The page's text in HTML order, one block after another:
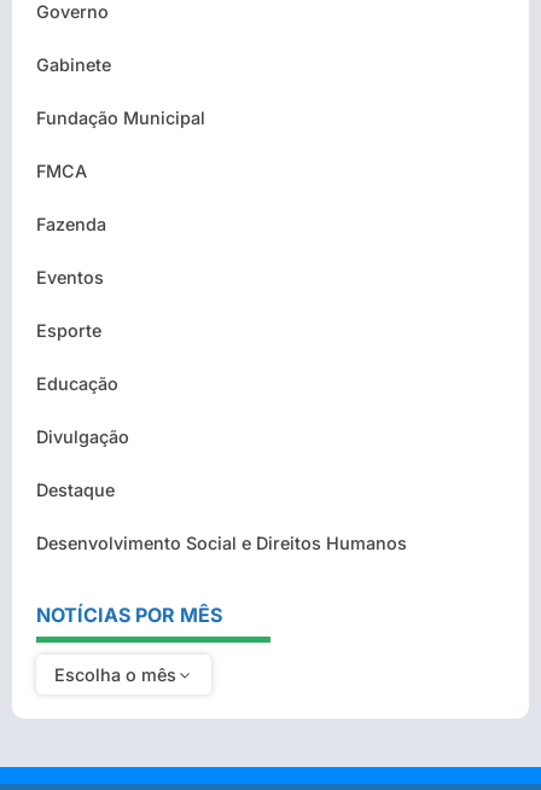
Governo
Gabinete
Fundação Municipal
FMCA
Fazenda
Eventos
Esporte
Educação
Divulgação
Destaque
Desenvolvimento Social e Direitos Humanos
NOTÍCIAS POR MÊS
Escolha o mês